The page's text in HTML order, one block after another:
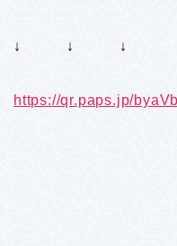
↓ ↓ ↓
https://qr.paps.jp/byaVb